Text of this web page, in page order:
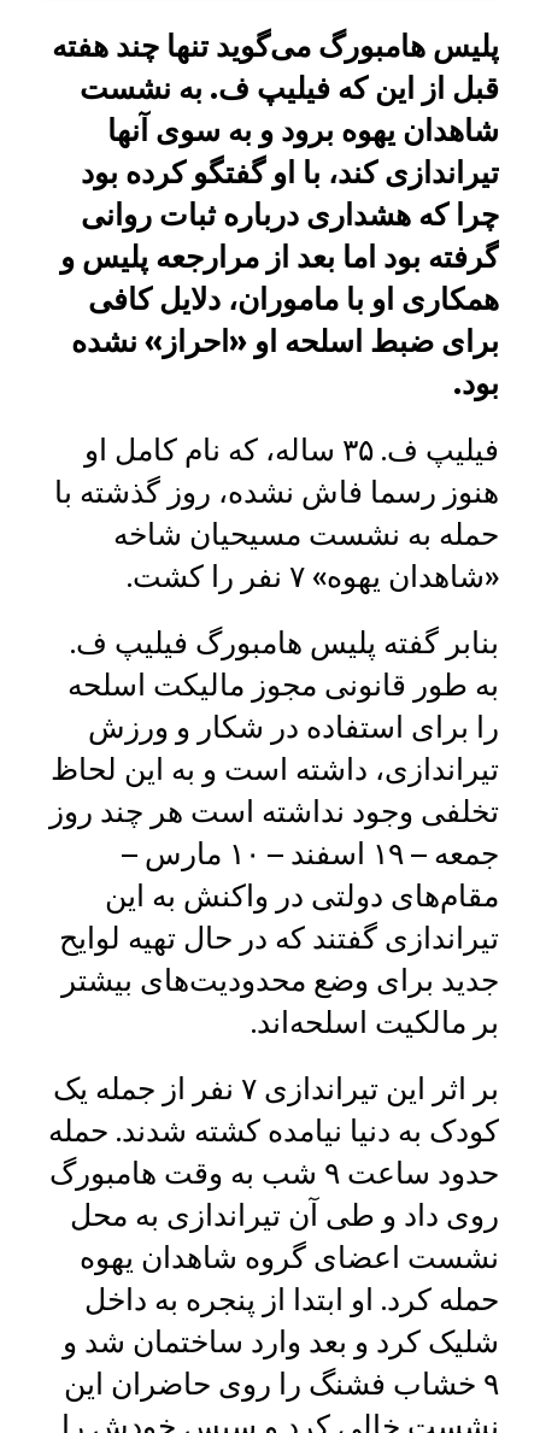
پلیس هامبورگ می‌گوید تنها چند هفته
قبل از این که فیلیپ ف. به نشست
شاهدان یهوه برود و به سوی آنها
تیراندازی کند، با او گفتگو کرده بود
چرا که هشداری درباره ثبات روانی
گرفته بود اما بعد از مرارجعه پلیس و
همکاری او با ماموران، دلایل کافی
برای ضبط اسلحه او «احراز» نشده
بود.
فیلیپ ف. ۳۵ ساله، که نام کامل او
هنوز رسما فاش نشده، روز گذشته با
حمله به نشست مسیحیان شاخه
«شاهدان یهوه» ۷ نفر را کشت.
بنابر گفته پلیس هامبورگ فیلیپ ف.
به طور قانونی مجوز مالیکت اسلحه
را برای استفاده در شکار و ورزش
تیراندازی، داشته است و به این لحاظ
تخلفی وجود نداشته است هر چند روز
جمعه – ۱۹ اسفند – ۱۰ مارس –
مقام‌های دولتی در واکنش به این
تیراندازی گفتند که در حال تهیه لوایح
جدید برای وضع محدودیت‌های بیشتر
بر مالکیت اسلحه‌اند.
بر اثر این تیراندازی ۷ نفر از جمله یک
کودک به دنیا نیامده کشته شدند. حمله
حدود ساعت ۹ شب به وقت هامبورگ
روی داد و طی آن تیراندازی به محل
نشست اعضای گروه شاهدان یهوه
حمله کرد. او ابتدا از پنجره به داخل
شلیک کرد و بعد وارد ساختمان شد و
۹ خشاب فشنگ را روی حاضران این